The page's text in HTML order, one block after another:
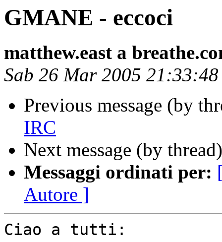
GMANE - eccoci
matthew.east a
Sab 26 Mar 2005
Previous message (by
IRC
Next message (by
Messaggi ordinati per:
Autore ]
Ciao a tutti: